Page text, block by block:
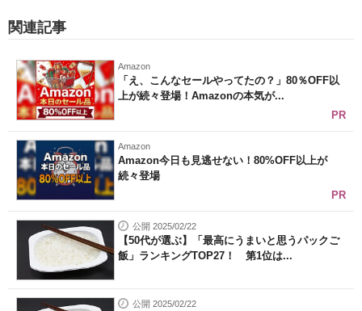
関連記事
Amazon
「え、こんなセールやってたの？」80％OFF以
上が続々登場！Amazonの本気が...
PR
Amazon
Amazon今日も見逃せない！80%OFF以上が
続々登場
PR
公開 2025/02/22
【50代が選ぶ】「最高にうまいと思うパックご
飯」ランキングTOP27！ 第1位は...
公開 2025/02/22